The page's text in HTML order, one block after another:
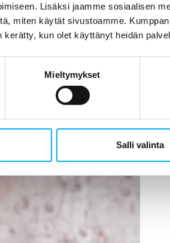
Lisäksi jaamme sosiaalisen
miten käytät sivustoamme.
kerätty, kun olet käyttänyt heidän
Mieltymykset
Salli valinta